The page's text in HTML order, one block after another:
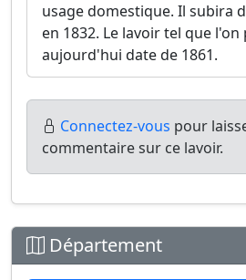
usage domestique. Il subira
en 1832. Le lavoir tel que
aujourd'hui date de 1861.
Connectez-vous pour
commentaire sur ce lavoir.
Département